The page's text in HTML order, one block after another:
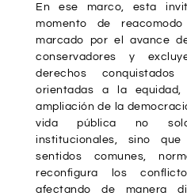
En ese marco, esta
momento de
marcado por el avance
conservadores y
derechos
orientadas a la
ampliación de la
vida pública no
institucionales, sino
sentidos comunes,
reconfigura los
afectando de manera